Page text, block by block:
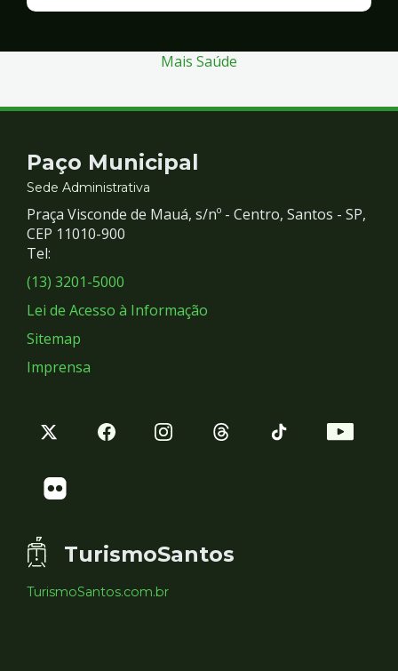
Mais Saúde
Contato
e
Redes
Sociais
Paço Municipal
Sede Administrativa
Praça Visconde de Mauá, s/nº - Centro, Santos - SP,
CEP 11010-900
Tel:
(13) 3201-5000
Lei de Acesso à Informação
Sitemap
Imprensa
TurismoSantos
TurismoSantos.com.br